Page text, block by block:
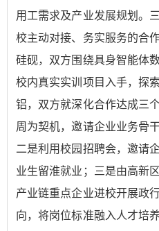
用工需求及产业发展规划。
校主动对接、务实服务的合
硅砚，双方围绕具身智能体
校内真实实训项目入手，探
铝，双方就深化合作达成三
周为契机，邀请企业业务骨
二是利用校园招聘会，邀请
业生留淮就业；三是由高新
产业链重点企业进校开展政
向，将岗位标准融入人才培